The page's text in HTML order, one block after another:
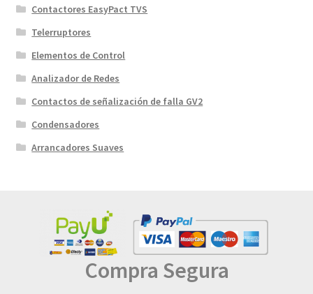
Contactores EasyPact TVS
Telerruptores
Elementos de Control
Analizador de Redes
Contactos de señalización de falla GV2
Condensadores
Arrancadores Suaves
Compra Segura